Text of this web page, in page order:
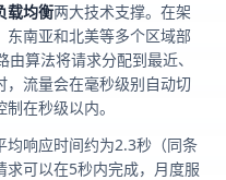
载均衡两大技术支撑。在架
南亚和北美等多个区域部
算法将请求分配到最近、
，流量会在毫秒级别自动切
在秒级以内。
均响应时间约为2.3秒（同条
可以在5秒内完成，月度服